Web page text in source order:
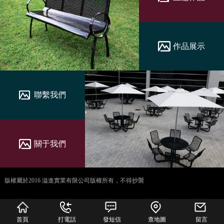
作品展示
聯繫我們
關于我們
版權屬於2016 溢進實業有限公司版權所有，不得抄襲
首頁 打電話 發短信 查地圖 留言